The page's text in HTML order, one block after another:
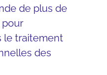
de plus de
pour
le traitement
des